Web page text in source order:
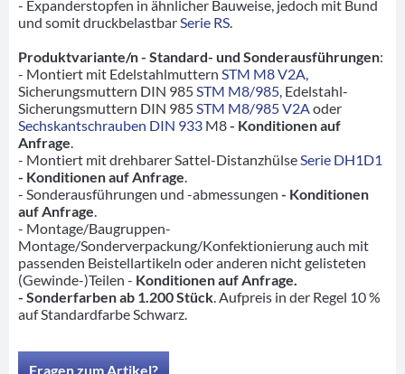
- Expanderstopfen in ähnlicher Bauweise, jedoch mit Bund
und somit druckbelastbar Serie RS
Produktvariante/n - Standard- und Sonderausführungen:
- Montiert mit Edelstahlmuttern STM M8 V2A
Sicherungsmuttern DIN 985 STM M8/985 , Edelstahl-
Sicherungsmuttern DIN 985 STM M8/985 V2A oder
Sechskantschrauben DIN 933 M8- Konditionen auf
Anfrage
- Montiert mit drehbarer Sattel-Distanzhülse Serie DH1D1
- Konditionen auf Anfrage
- Sonderausführungen und -abmessungen - Konditionen
auf Anfrage
- Montage/Baugruppen-
Montage/Sonderverpackung/Konfektionierung auch mit
passenden Beistellartikeln oder anderen nicht gelisteten
(Gewinde-)Teilen - Konditionen auf Anfrage.
- Sonderfarben ab 1.200 Stück . Aufpreis in der Regel 10 %
auf Standardfarbe Schwarz.
Fragen zum Artikel?